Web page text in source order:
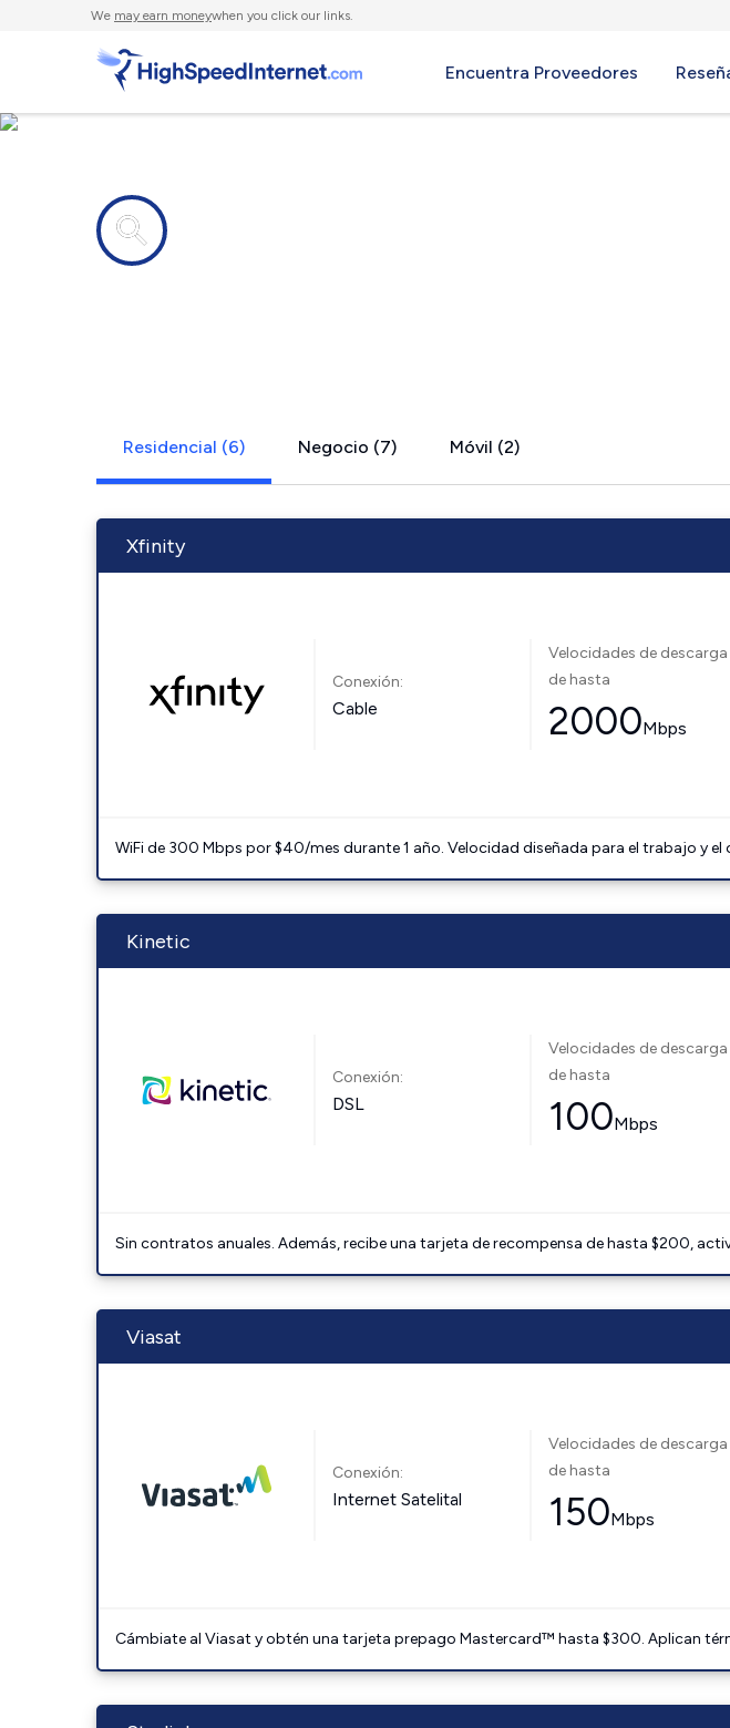
We may earn moneywhen you click our links.
Encuentra Proveedores
Residencial (6) Negocio (7) Móvil (2)
Xfinity
Conexión:
Cable
Velocidades de descarga
de hasta
2000Mbps
WiFi de 300 Mbps por $40/mes durante 1 año. Velocidad diseñada para el trabajo y
Kinetic
Conexión:
DSL
Velocidades de descarga
de hasta
100Mbps
Sin contratos anuales. Además, recibe una tarjeta de recompensa de hasta $200,
Viasat
Conexión:
Internet Satelital
Velocidades de descarga
de hasta
150Mbps
Cámbiate al Viasat y obtén una tarjeta prepago Mastercard™ hasta $300. Aplican